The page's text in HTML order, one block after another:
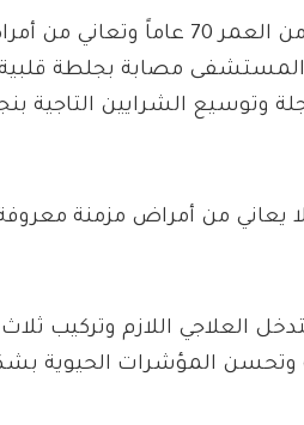
الحالة الأولى كانت لمريضة تبلغ
مصابة بجلطة قلبية
وتوسيع الشرايين التاجية
يعاني من أمراض مزمنة
العلاجي اللازم وتركيب
وتحسن المؤشرات الحيوية